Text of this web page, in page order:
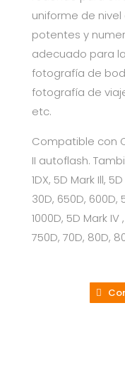
uniforme de
potentes y
adecuado para
fotografía de
fotografía de
etc.
Compatible con
II autoflash.
1DX, 5D Mark Ill,
30D, 650D, 600D,
1000D, 5D Mark IV
750D, 70D, 80D,